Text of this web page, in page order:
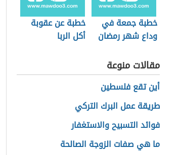
خطبة جمعة في
وداع شهر رمضان
خطبة عن عقوبة
أكل الربا
مقالات منوعة
أين تقع فلسطين
طريقة عمل البرك التركي
فوائد التسبيح والاستغفار
ما هي صفات الزوجة الصالحة